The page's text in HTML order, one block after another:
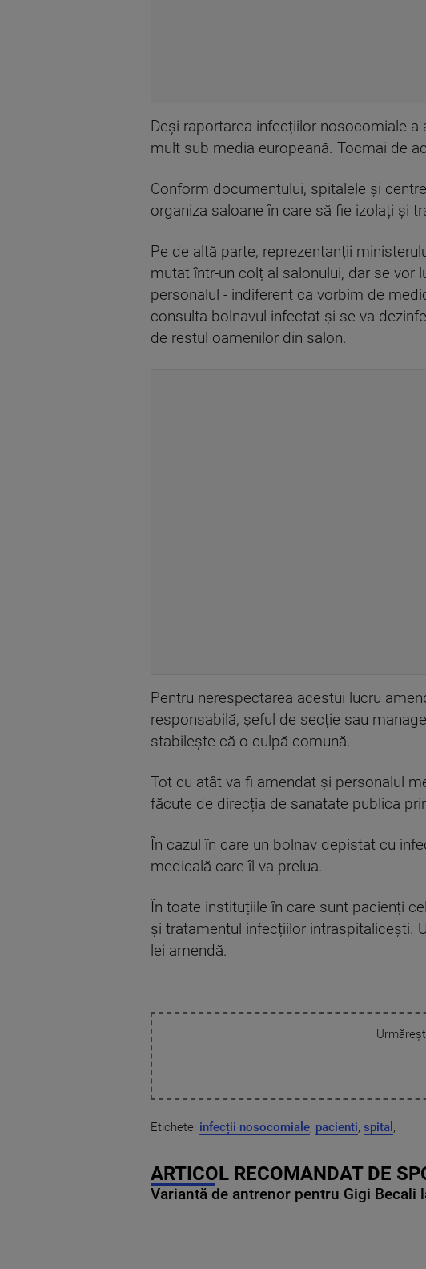
Deși raportarea infecțiilor nosocomiale a
mult sub media europeană. Tocmai de
Conform documentului, spitalele și
organiza saloane în care să fie izolați și
Pe de altă parte, reprezentanții
mutat într-un colț al salonului, dar se vor
personalul - indiferent ca vorbim de
consulta bolnavul infectat și se va
de restul oamenilor din salon.
Pentru nerespectarea acestui lucru
responsabilă, șeful de secție sau
stabilește că o culpă comună.
Tot cu atât va fi amendat și personalul
făcute de direcția de sanatate publica
În cazul în care un bolnav depistat cu
medicală care îl va prelua.
În toate instituțiile în care sunt pacienți
și tratamentul infecțiilor intraspitalicești.
lei amendă.
Etichete: infecții nosocomiale, pacienti, spital ,
ARTICOL RECOMANDAT DE
Variantă de antrenor pentru Gigi Becali